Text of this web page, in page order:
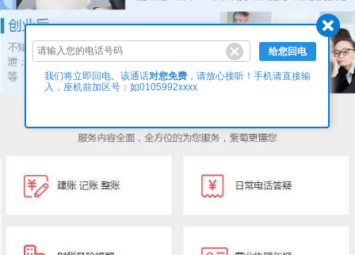
给您回电
我们将立即回电。该通话对您免费，请放心接听！手机请直接输
入，座机前加区号：如0105992xxxx